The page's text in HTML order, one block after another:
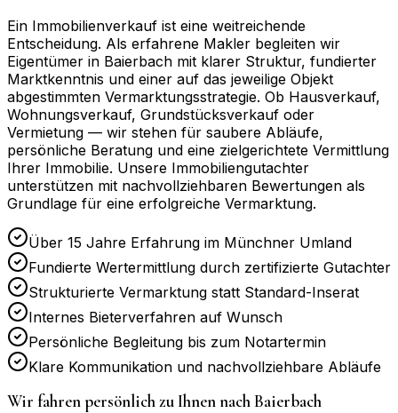
Ein Immobilienverkauf ist eine weitreichende
Entscheidung. Als erfahrene Makler begleiten wir
Eigentümer in Baierbach mit klarer Struktur, fundierter
Marktkenntnis und einer auf das jeweilige Objekt
abgestimmten Vermarktungsstrategie. Ob Hausverkauf,
Wohnungsverkauf, Grundstücksverkauf oder
Vermietung — wir stehen für saubere Abläufe,
persönliche Beratung und eine zielgerichtete Vermittlung
Ihrer Immobilie. Unsere Immobiliengutachter
unterstützen mit nachvollziehbaren Bewertungen als
Grundlage für eine erfolgreiche Vermarktung.
Über 15 Jahre Erfahrung im Münchner Umland
Fundierte Wertermittlung durch zertifizierte Gutachter
Strukturierte Vermarktung statt Standard-Inserat
Internes Bieterverfahren auf Wunsch
Persönliche Begleitung bis zum Notartermin
Klare Kommunikation und nachvollziehbare Abläufe
Wir fahren persönlich zu Ihnen nachBaierbach